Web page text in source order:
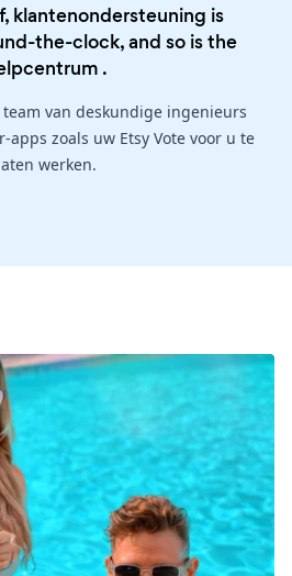
klantenondersteuning is
the-clock, and so is the
.
van deskundige ingenieurs
zoals uw Etsy Vote voor u te
werken.